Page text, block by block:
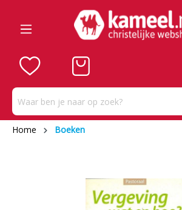
Home Boeken